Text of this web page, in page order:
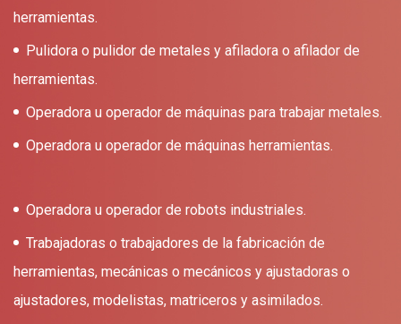
herramientas.
Pulidora o pulidor de metales y afiladora o afilador de
herramientas.
Operadora u operador de máquinas para trabajar metales.
Operadora u operador de máquinas herramientas.
Operadora u operador de robots industriales.
Trabajadoras o trabajadores de la fabricación de
herramientas, mecánicas o mecánicos y ajustadoras o
ajustadores, modelistas, matriceros y asimilados.